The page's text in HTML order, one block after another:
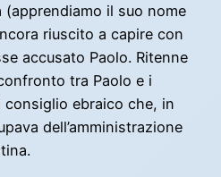
(apprendiamo il suo nome
riuscito a capire con
accusato Paolo. Ritenne
tra Paolo e i
ebraico che, in
dell’amministrazione